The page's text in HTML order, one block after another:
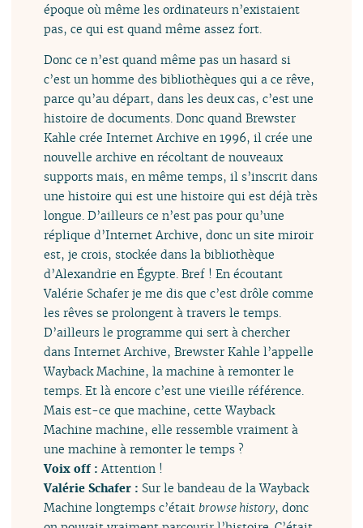
époque où même les ordinateurs n’existaient
pas, ce qui est quand même assez fort.
Donc ce n’est quand même pas un hasard si
c’est un homme des bibliothèques qui a ce rêve,
parce qu’au départ, dans les deux cas, c’est une
histoire de documents. Donc quand Brewster
Kahle crée Internet Archive en 1996, il crée une
nouvelle archive en récoltant de nouveaux
supports mais, en même temps, il s’inscrit dans
une histoire qui est une histoire qui est déjà très
longue. D’ailleurs ce n’est pas pour qu’une
réplique d’Internet Archive, donc un site miroir
est, je crois, stockée dans la bibliothèque
d’Alexandrie en Égypte. Bref ! En écoutant
Valérie Schafer je me dis que c’est drôle comme
les rêves se prolongent à travers le temps.
D’ailleurs le programme qui sert à chercher
dans Internet Archive, Brewster Kahle l’appelle
Wayback Machine, la machine à remonter le
temps. Et là encore c’est une vieille référence.
Mais est-ce que machine, cette Wayback
Machine machine, elle ressemble vraiment à
une machine à remonter le temps ?
Voix off :Attention !
Valérie Schafer : Sur le bandeau de la Wayback
Machine longtemps c’était browse history, donc